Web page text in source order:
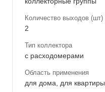
Количество выходов (шт)
2
Тип коллектора
с расходомерами
Область применения
для дома, для квартиры